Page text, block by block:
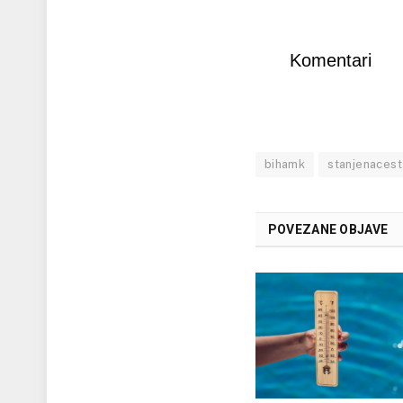
Komentari
bihamk
POVEZANE OBJAVE